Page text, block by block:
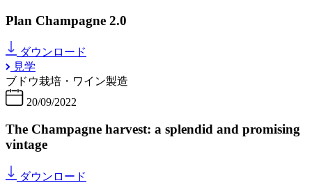
Plan Champagne 2.0
ダウンロード
見学
ブドウ栽培・ワイン製造
20/09/2022
The Champagne harvest: a splendid and promising
vintage
ダウンロード